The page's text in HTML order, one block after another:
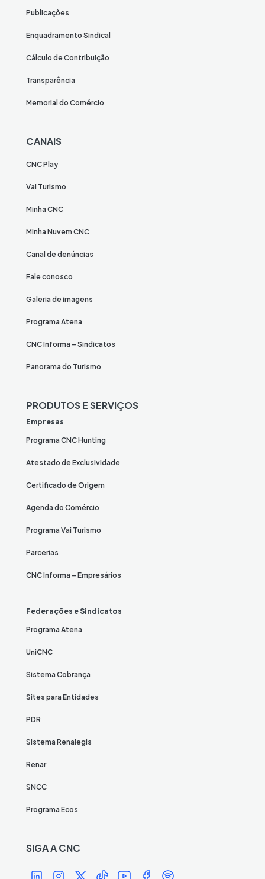
Publicações
Enquadramento Sindical
Cálculo de Contribuição
Transparência
Memorial do Comércio
CANAIS
CNC Play
Vai Turismo
Minha CNC
Minha Nuvem CNC
Canal de denúncias
Fale conosco
Galeria de imagens
Programa Atena
CNC Informa – Sindicatos
Panorama do Turismo
PRODUTOS E SERVIÇOS
Empresas
Programa CNC Hunting
Atestado de Exclusividade
Certificado de Origem
Agenda do Comércio
Programa Vai Turismo
Parcerias
CNC Informa – Empresários
Federações e Sindicatos
Programa Atena
UniCNC
Sistema Cobrança
Sites para Entidades
PDR
Sistema Renalegis
Renar
SNCC
Programa Ecos
SIGA A CNC
Í Í Í Í Í Í Í